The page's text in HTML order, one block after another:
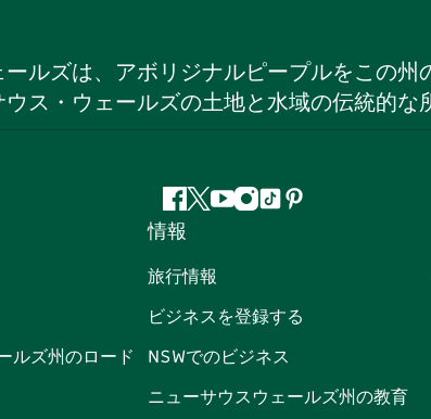
ルズは、アボリジナルピープルをこの
ス・ウェールズの土地と水域の伝統的な
フ
ェ
イ
ブ
ッ
ツ
ッ
ー
ユ
ー
ブ
イ
グ
ラ
テ
ト
ピ
ス
ルズ州のロード
情報
旅行情報
ビジネスを登録する
NSWでのビジネス
ニューサウスウェールズ州の教育